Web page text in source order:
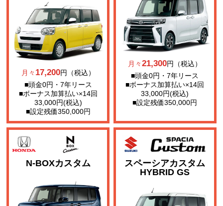
月々 17,200円（税込）
■頭金0円・7年リース
■ボーナス加算払い×14回
33,000円(税込)
■設定残価350,000円
月々21,300円（税込）
■頭金0円・7年リース
■ボーナス加算払い×14回
33,000円(税込)
■設定残価350,000円
N-BOXカスタム
スペーシアカスタム
HYBRID GS